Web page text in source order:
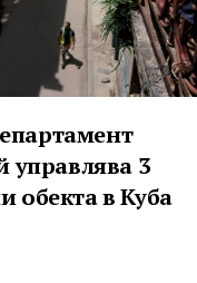
управлява 3
обекта в Куба